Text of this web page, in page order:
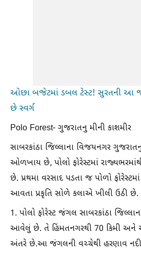
ઓછા બજેટમાં ડબલ ટેસ્ટ! સુરતની આ
છે સ્વર્ગ
Polo Forest- ગુજરાતનુ મીની કાશમીર
સાબરકાંઠા જિલ્લાના વિજયનગર ગુજરાતનું
ઓળખાય છે, પોલો ફોરેસ્ટમાં
છે. પ્રથમા વરસાદ પડતા જ પોળો
આવતા પ્રકૃતિ સોળે કલાએ ખીલી ઉઠી છે.
1. પોલો ફોરેસ્ટ જંગલ સાબરકાંઠા
આવેલું છે. તે હિંમતનગરથી 70 કિમી અને
અંતરે છે.આ જંગલની વચ્ચેથી હરણાવ નદી